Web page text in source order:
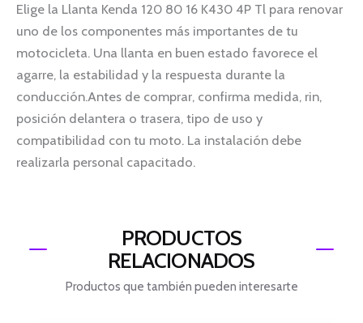
Elige la Llanta Kenda 120 80 16 K430 4P Tl para renovar
uno de los componentes más importantes de tu
motocicleta. Una llanta en buen estado favorece el
agarre, la estabilidad y la respuesta durante la
conducción.Antes de comprar, confirma medida, rin,
posición delantera o trasera, tipo de uso y
compatibilidad con tu moto. La instalación debe
realizarla personal capacitado.
PRODUCTOS
RELACIONADOS
Productos que también pueden interesarte